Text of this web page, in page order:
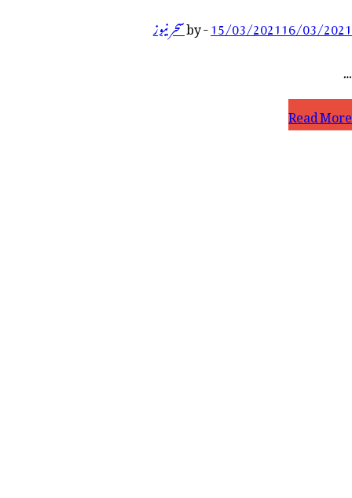
15/03/202116/03/2021
-
byسحر نیوز
…
وسیم
Read More